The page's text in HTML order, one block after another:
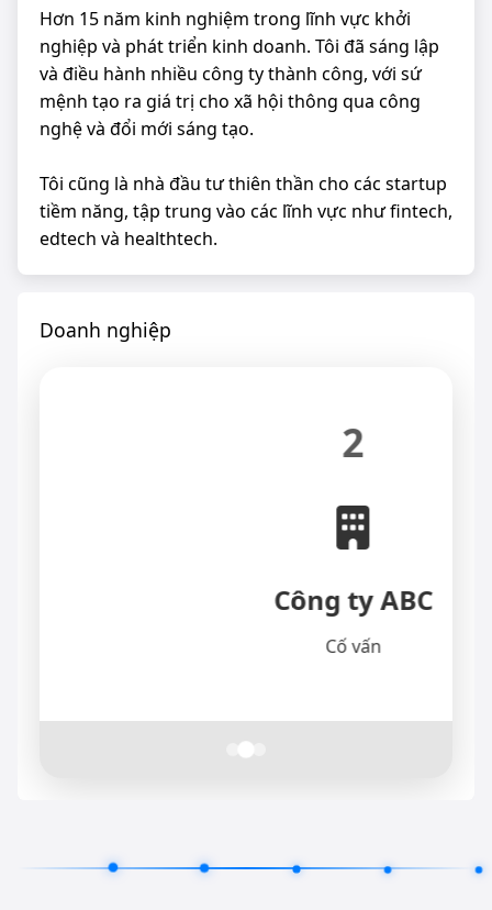
Hơn 15 năm kinh nghiệm trong lĩnh vực khởi
nghiệp và phát triển kinh doanh. Tôi đã sáng lập
và điều hành nhiều công ty thành công, với sứ
mệnh tạo ra giá trị cho xã hội thông qua công
nghệ và đổi mới sáng tạo.
Tôi cũng là nhà đầu tư thiên thần cho các startup
tiềm năng, tập trung vào các lĩnh vực như fintech,
edtech và healthtech.
Doanh nghiệp
Công ty ABC